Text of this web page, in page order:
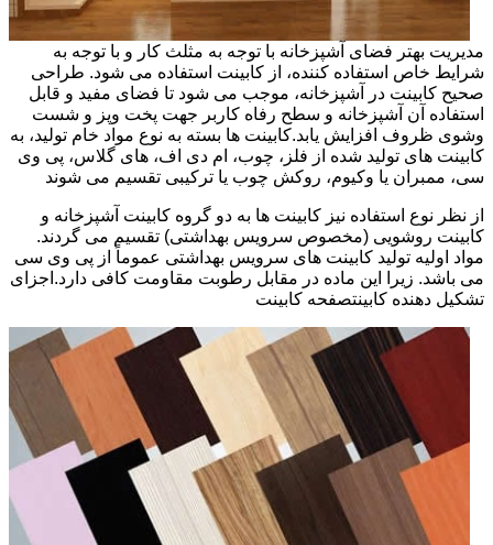
مدیریت بهتر فضای آشپزخانه با توجه به مثلث کار و با توجه به
شرایط خاص استفاده کننده، از کابینت استفاده می شود. طراحی
صحیح کابینت در آشپزخانه، موجب می شود تا فضای مفید و قابل
استفاده آن آشپزخانه و سطح رفاه کاربر جهت پخت وپز و شست
وشوی ظروف افزایش یابد.کابینت ها بسته به نوع مواد خام تولید، به
کابینت های تولید شده از فلز، چوب، ام دی اف، های گلاس، پی وی
سی، ممبران یا وکیوم، روکش چوب یا ترکیبی تقسیم می شوند
از نظر نوع استفاده نیز کابینت ها به دو گروه کابینت آشپزخانه و
کابینت روشویی (مخصوص سرویس بهداشتی) تقسیم می گردند.
مواد اولیه تولید کابینت های سرویس بهداشتی عموماً از پی وی سی
می باشد. زیرا این ماده در مقابل رطوبت مقاومت کافی دارد.اجزای
تشکیل دهنده کابینتصفحه کابینت